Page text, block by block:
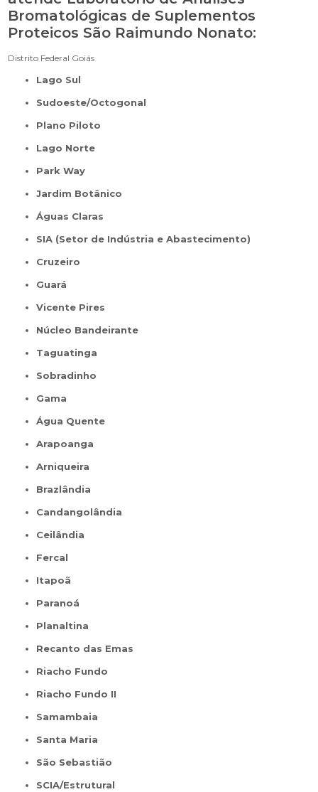
Bromatológicas de Suplementos
Proteicos São Raimundo Nonato:
Distrito Federal Goiás
Lago Sul
Sudoeste/Octogonal
Plano Piloto
Lago Norte
Park Way
Jardim Botânico
Águas Claras
SIA (Setor de Indústria e Abastecimento)
Cruzeiro
Guará
Vicente Pires
Núcleo Bandeirante
Taguatinga
Sobradinho
Gama
Água Quente
Arapoanga
Arniqueira
Brazlândia
Candangolândia
Ceilândia
Fercal
Itapoã
Paranoá
Planaltina
Recanto das Emas
Riacho Fundo
Riacho Fundo II
Samambaia
Santa Maria
São Sebastião
SCIA/Estrutural